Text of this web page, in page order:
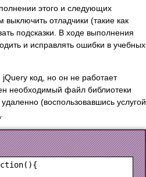
этого и следующих
отладчики (такие как
подсказки. В ходе выполнения
и исправлять ошибки в учебных
jQuery код, но он не работает
необходимый файл библиотеки
(воспользовавшись услугой